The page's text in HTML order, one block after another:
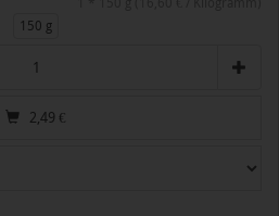
150 g
2,49 €